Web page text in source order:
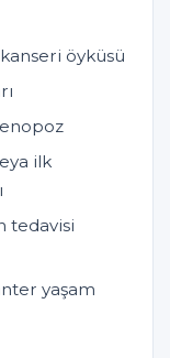
öyküsü
ilk
tedavisi
yaşam